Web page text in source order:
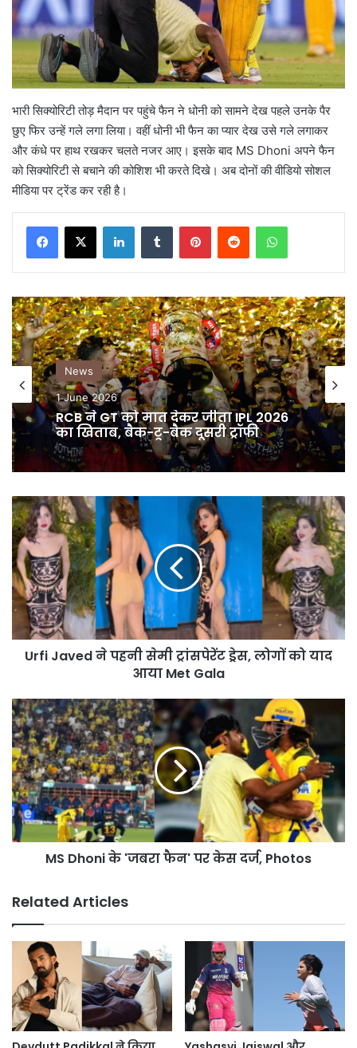
भारी सिक्योरिटी तोड़ मैदान पर पहुंचे फैन ने धोनी को सामने देख पहले उनके पैर
छुए फिर उन्हें गले लगा लिया। वहीं धोनी भी फैन का प्यार देख उसे गले लगाकर
और कंधे पर हाथ रखकर चलते नजर आए। इसके बाद MS Dhoni अपने फैन
को सिक्योरिटी से बचाने की कोशिश भी करते दिखे। अब दोनों की वीडियो सोशल
मीडिया पर ट्रेंड कर रही है।
LinkedInTumblr PinterestReddit WhatsApp
News
1 June 2026
का खिताब, बैक-टू-बैक दूसरी ट्रॉफी
News
29 May 2026
Hardik Pandya की GF Mahieka ने शेयर
की रोमांटिक ट्रिप की तस्वीरें, फैन्स ने पूछी
Urfi
Javed
ने
पहनी
सेमी
ट्रांसपेरेंट
ड्रेस,
लोगों
को
Gala
Urfi Javed ने पहनी सेमी ट्रांसपेरेंट ड्रेस, लोगों को याद
आया Met Gala
MS
Dhoni
के
'जबरा
फैन'
पर
केस
दर्ज,
Photos
MS Dhoni के 'जबरा फैन' पर केस दर्ज, Photos
Related Articles